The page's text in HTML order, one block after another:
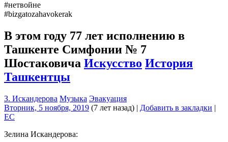
#нетвойне
#bizgatozahavokerak
В этом году 77 лет исполнению в
Ташкенте Симфонии № 7
Шостаковича Искусство История
Ташкентцы
З. Искандерова Музыка Эвакуация
Вторник, 5 ноября, 2019 (7 лет назад) | Добавить в закладки |
EC
Зелина Искандерова: